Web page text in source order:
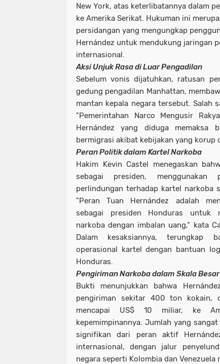
New York, atas keterlibatannya dalam
ke Amerika Serikat. Hukuman ini
persidangan yang mengungkap
Hernández untuk mendukung jaringan
internasional.
Aksi Unjuk Rasa di Luar Pengadilan
Sebelum vonis dijatuhkan, ratusan
gedung pengadilan Manhattan,
mantan kepala negara tersebut. Salah
"Pemerintahan Narco Mengusir
Hernández yang diduga memaksa
bermigrasi akibat kebijakan yang korup
Peran Politik dalam Kartel Narkoba
Hakim Kevin Castel menegaskan
sebagai presiden, menggunakan
perlindungan terhadap kartel narkoba
"Peran Tuan Hernández adalah
sebagai presiden Honduras untuk
narkoba dengan imbalan uang,” kata
Dalam kesaksiannya, terungkap
operasional kartel dengan bantuan
Honduras.
Pengiriman Narkoba dalam Skala Besar
Bukti menunjukkan bahwa
pengiriman sekitar 400 ton kokain,
mencapai US$ 10 miliar, ke
kepemimpinannya. Jumlah yang
signifikan dari peran aktif
internasional, dengan jalur
negara seperti Kolombia dan Venezuela